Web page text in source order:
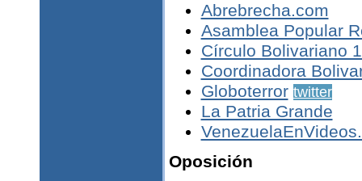
Abrebrecha.com
Asamblea Popular
Círculo Bolivariano
Coordinadora
Globoterror twitter
La Patria Grande
Oposición